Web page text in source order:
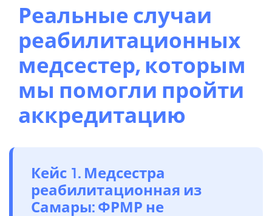
Реальные случаи
реабилитационных
медсестер, которым
мы помогли пройти
аккредитацию
Кейс 1. Медсестра
реабилитационная из
Самары: ФРМР не